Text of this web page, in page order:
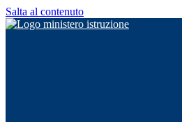
Salta al contenuto